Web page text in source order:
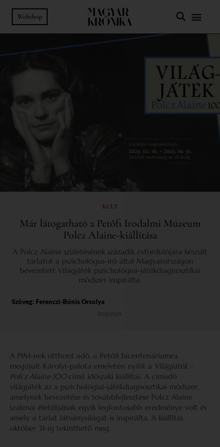
Webshop
KULT
Már látogatható a Petőfi Irodalmi Múzeum
Polcz Alaine-kiállítása
A Polcz Alaine születésének századik évfordulójára készült
tárlatot a pszichológus-író által Magyarországon
bevezetett Világjáték pszichológiai-játékdiagnosztikai
módszer inspirálta.
Szöveg: Ferenczi-Bónis Orsolya
2023.02.15.
A PIM-nek otthont adó, a Petőfi bicentenáriumra
megújult Károlyi-palota emeletén nyílik a Világjáték –
Polcz Alaine 100 című időszaki kiállítás. A címadó
világjáték az a pszichológiai-játékdiagnosztikai módszer,
amelynek bevezetése és továbbfejlesztése Polcz Alaine
szakmai életútjának egyik legfontosabb eredménye volt és
amely a tárlat látványvilágát is inspirálta. A kiállítás
október 31-ig tekinthető meg.